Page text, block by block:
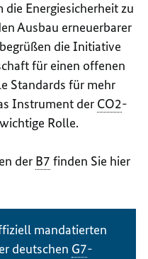
Energiesicherheit zu
Ausbau erneuerbarer
begrüßen die Initiative
für einen offenen
Standards für mehr
Instrument der CO2-
Rolle.
der B7 finden Sie hier
mandatierten
deutschen G7-